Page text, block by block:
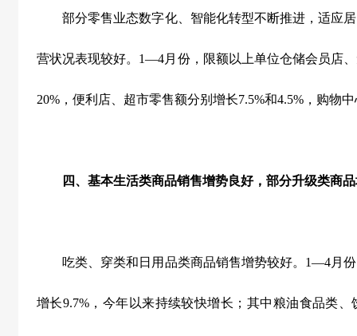
部分零售业态数字化、智能化转型不断推进，适应居
营状况表现较好。 1—4月份，限额以上单位仓储会员店
20% ，便利店、超市零售额分别增长7.5%和4.5% ，购物
四、基本生活类商品销售增势良好，部分升级类商品
吃类、穿类和日用品类商品销售增势较好。 1—4月
增长9.7%，今年以来持续较快增长；其中粮油食品类